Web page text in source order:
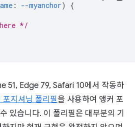
: --myanchor) {
*/
51, Edge 79, Safari 10에서 작동하
지셔닝 폴리필을 사용하여 앵커 포
있습니다. 이 폴리필은 대부분의 기